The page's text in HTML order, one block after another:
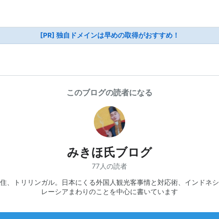
[PR] 独自ドメインは早めの取得がおすすめ！
このブログの読者になる
みきほ氏ブログ
77人の読者
、トリリンガル。日本にくる外国人観光客事情と対応術、インドネ
レーシアまわりのことを中心に書いています